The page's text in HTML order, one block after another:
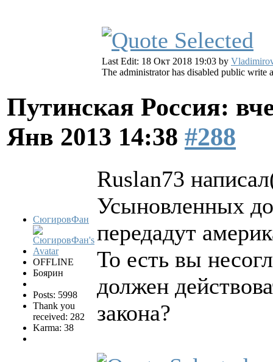
Last Edit: 18 Окт 2018 19:03 by
The administrator has disabled public write
Путинская Россия:
Янв 2013 14:38 #288
СюгировФан
OFFLINE
Боярин
Posts: 5998
Thank you
received: 282
Karma: 38
Ruslan73
Усыновленных
передадут
То есть вы
должен
закона?